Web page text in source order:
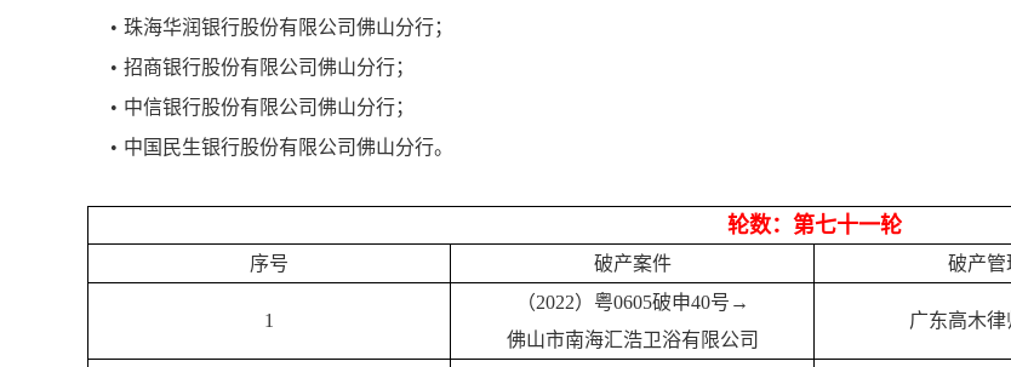
•珠海华润银行股份有限公司佛山分行；
•招商银行股份有限公司佛山分行；
• 中信银行股份有限公司佛山分行；
• 中国民生银行股份有限公司佛山分行。
轮数：第七十一轮
序号 破产案件 破产管
1
（2022）粤0605破申40号→
佛山市南海汇浩卫浴有限公司
广东高木